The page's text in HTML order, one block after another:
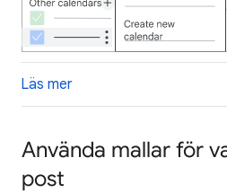
Läs mer
Använda mallar för
post